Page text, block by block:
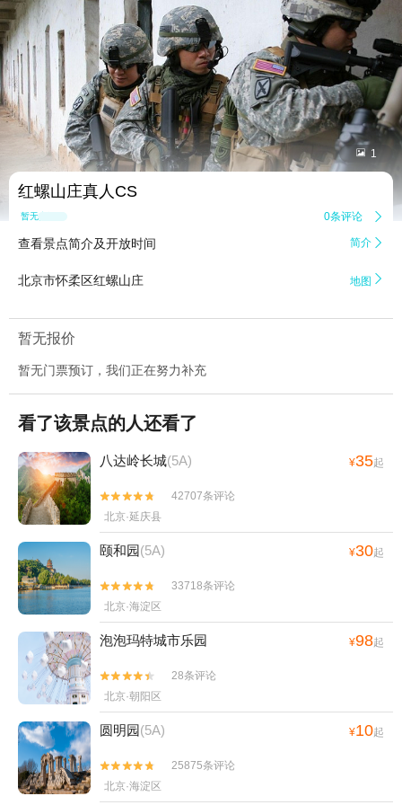
 1
红螺山庄真人CS
暂无点评 0条评论 
查看景点简介及开放时间 简介 
北京市怀柔区红螺山庄 地图 
暂无报价
暂无门票预订，我们正在努力补充
看了该景点的人还看了
八达岭长城(5A) ¥35起


42707条评论
北京·延庆县
颐和园(5A) ¥30起


33718条评论
北京·海淀区
泡泡玛特城市乐园 ¥98起


28条评论
北京·朝阳区
圆明园(5A) ¥10起


25875条评论
北京·海淀区
